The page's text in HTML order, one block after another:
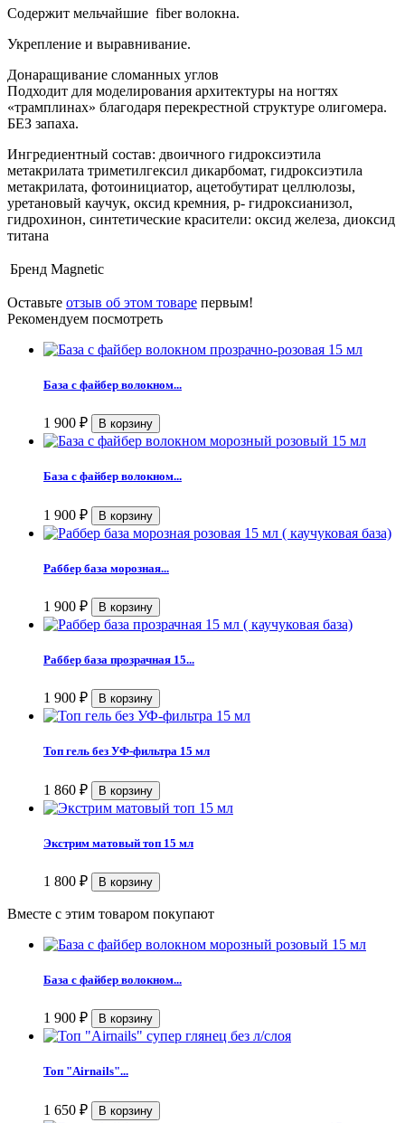
Содержит мельчайшие fiber волокна.
Укрепление и выравнивание️.
Донаращивание сломанных углов
Подходит для моделирования архитектуры на ногтях
«трамплинах» благодаря перекрестной структуре олигомера.
БЕЗ запаха.
Ингредиентный состав: двоичного гидроксиэтила
метакрилата триметилгексил дикарбомат, гидроксиэтила
метакрилата, фотоинициатор, ацетобутират целлюлозы,
уретановый каучук, оксид кремния, р- гидроксианизол,
гидрохинон, синтетические красители: оксид железа, диоксид
титана
Бренд Magnetic
Оставьте отзыв об этом товаре первым!
Рекомендуем посмотреть
База с файбер волокном...
1 900 ₽
База с файбер волокном...
1 900 ₽
Раббер база морозная...
1 900 ₽
Раббер база прозрачная 15...
1 900 ₽
Топ гель без УФ-фильтра 15 мл
1 860 ₽
Экстрим матовый топ 15 мл
1 800 ₽
Вместе с этим товаром покупают
База с файбер волокном...
1 900 ₽
Топ "Airnails"...
1 650 ₽